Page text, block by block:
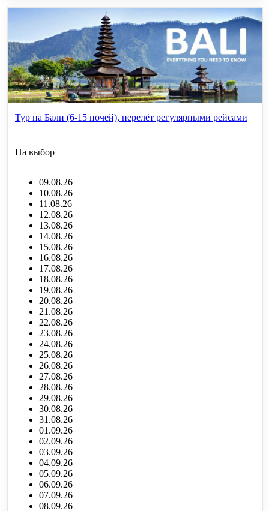
Тур на Бали (6-15 ночей), перелёт регулярными рейсами
На выбор
09.08.26
10.08.26
11.08.26
12.08.26
13.08.26
14.08.26
15.08.26
16.08.26
17.08.26
18.08.26
19.08.26
20.08.26
21.08.26
22.08.26
23.08.26
24.08.26
25.08.26
26.08.26
27.08.26
28.08.26
29.08.26
30.08.26
31.08.26
01.09.26
02.09.26
03.09.26
04.09.26
05.09.26
06.09.26
07.09.26
08.09.26